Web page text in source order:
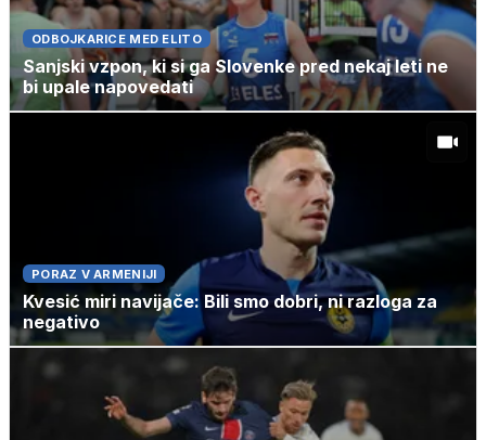
ODBOJKARICE MED ELITO
Sanjski vzpon, ki si ga Slovenke pred nekaj leti ne
bi upale napovedati
PORAZ V ARMENIJI
Kvesić miri navijače: Bili smo dobri, ni razloga za
negativo